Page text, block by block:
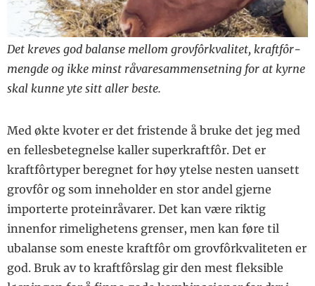
Det kreves god balanse mellom grovfôrkvalitet, kraftfôr-
mengde og ikke minst råvaresammensetning for at kyrne
skal kunne yte sitt aller beste.
Med økte kvoter er det fristende å bruke det jeg med
en fellesbetegnelse kaller superkraftfôr. Det er
kraftfôrtyper beregnet for høy ytelse nesten uansett
grovfôr og som inneholder en stor andel gjerne
importerte proteinråvarer. Det kan være riktig
innenfor rimelighetens grenser, men kan føre til
ubalanse som eneste kraftfôr om grovfôrkvaliteten er
god. Bruk av to kraftfôrslag gir den mest fleksible